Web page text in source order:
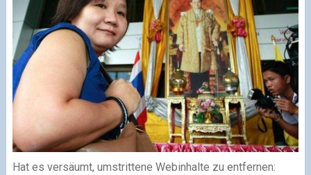
Hat es versäumt, umstrittene Webinhalte zu entfernen: